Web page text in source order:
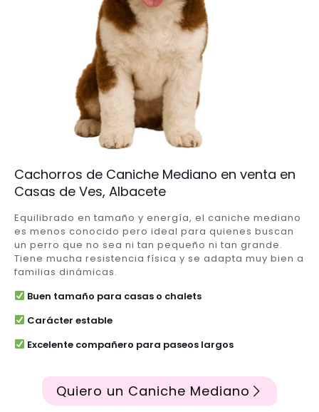
Cachorros de Caniche Mediano en venta en
Casas de Ves, Albacete
Equilibrado en tamaño y energía, el caniche mediano
es menos conocido pero ideal para quienes buscan
un perro que no sea ni tan pequeño ni tan grande.
Tiene mucha resistencia física y se adapta muy bien a
familias dinámicas.
Buen tamaño para casas o chalets
Carácter estable
Excelente compañero para paseos largos
Quiero un Caniche Mediano